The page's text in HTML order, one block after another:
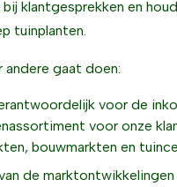
klantgesprekken en
tuinplanten.
andere gaat doen:
voor de
voor onze
bouwmarkten en
de